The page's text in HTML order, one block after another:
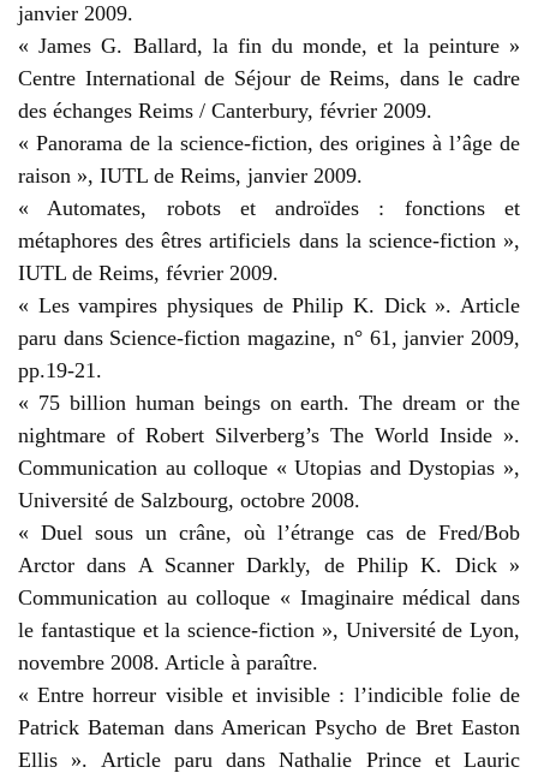
janvier 2009.
« James G. Ballard, la fin du monde, et la peinture »
Centre International de Séjour de Reims, dans le cadre
des échanges Reims / Canterbury, février 2009.
« Panorama de la science-fiction, des origines à l’âge de
raison », IUTL de Reims, janvier 2009.
« Automates, robots et androïdes : fonctions et
métaphores des êtres artificiels dans la science-fiction »,
IUTL de Reims, février 2009.
« Les vampires physiques de Philip K. Dick ». Article
paru dans Science-fiction magazine, n° 61, janvier 2009,
pp.19-21.
« 75 billion human beings on earth. The dream or the
nightmare of Robert Silverberg’s The World Inside ».
Communication au colloque « Utopias and Dystopias »,
Université de Salzbourg, octobre 2008.
« Duel sous un crâne, où l’étrange cas de Fred/Bob
Arctor dans A Scanner Darkly, de Philip K. Dick »
Communication au colloque « Imaginaire médical dans
le fantastique et la science-fiction », Université de Lyon,
novembre 2008. Article à paraître.
« Entre horreur visible et invisible : l’indicible folie de
Patrick Bateman dans American Psycho de Bret Easton
Ellis ». Article paru dans Nathalie Prince et Lauric